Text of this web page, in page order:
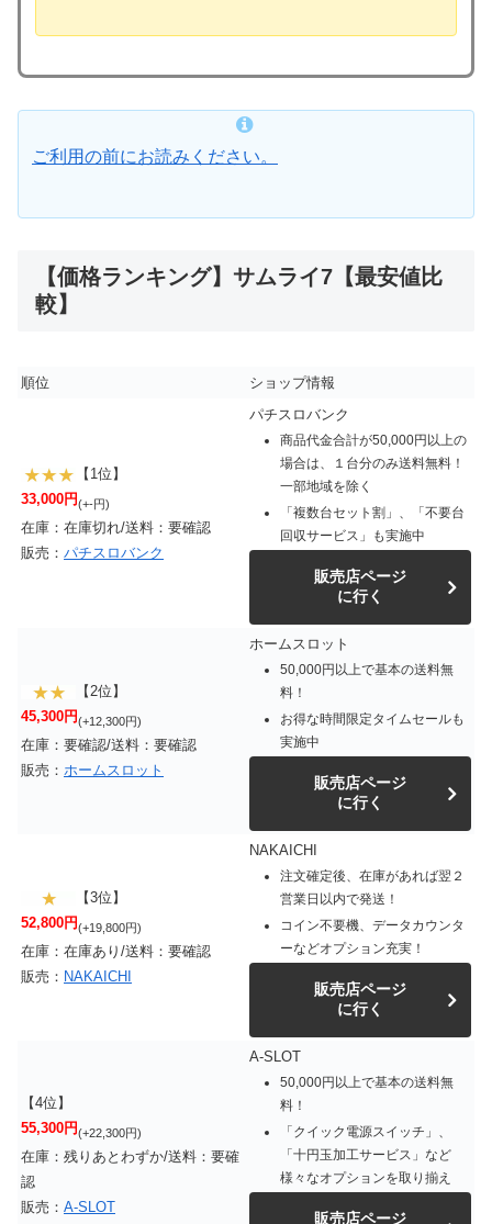
ご利用の前にお読みください。
【価格ランキング】サムライ7【最安値比
較】
順位 ショップ情報
【1位】
33,000円(+-円)
在庫：在庫切れ/送料：要確認
販売： パチスロバンク
パチスロバンク
商品代金合計が50,000円以上の
場合は、１台分のみ送料無料！
一部地域を除く
「複数台セット割」、「不要台
回収サービス」も実施中
販売店ページ
に行く
【2位】
45,300円(+12,300円)
在庫：要確認/送料：要確認
販売： ホームスロット
ホームスロット
50,000円以上で基本の送料無
料！
お得な時間限定タイムセールも
実施中
販売店ページ
に行く
【3位】
52,800円(+19,800円)
在庫：在庫あり/送料：要確認
販売： NAKAICHI
NAKAICHI
注文確定後、在庫があれば翌２
営業日以内で発送！
コイン不要機、データカウンタ
ーなどオプション充実！
販売店ページ
に行く
【4位】
55,300円(+22,300円)
在庫：残りあとわずか/送料：要確
認
販売： A-SLOT
A-SLOT
50,000円以上で基本の送料無
料！
「クイック電源スイッチ」、
「十円玉加工サービス」など
様々なオプションを取り揃え
販売店ページ